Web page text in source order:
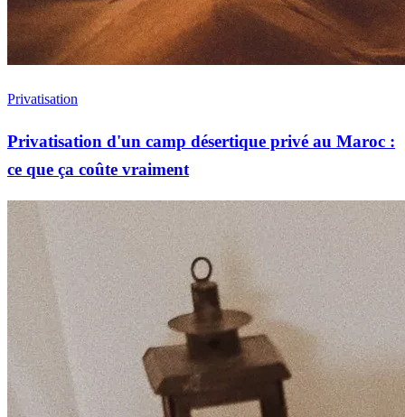
Privatisation
Privatisation d'un camp désertique privé au Maroc :
ce que ça coûte vraiment